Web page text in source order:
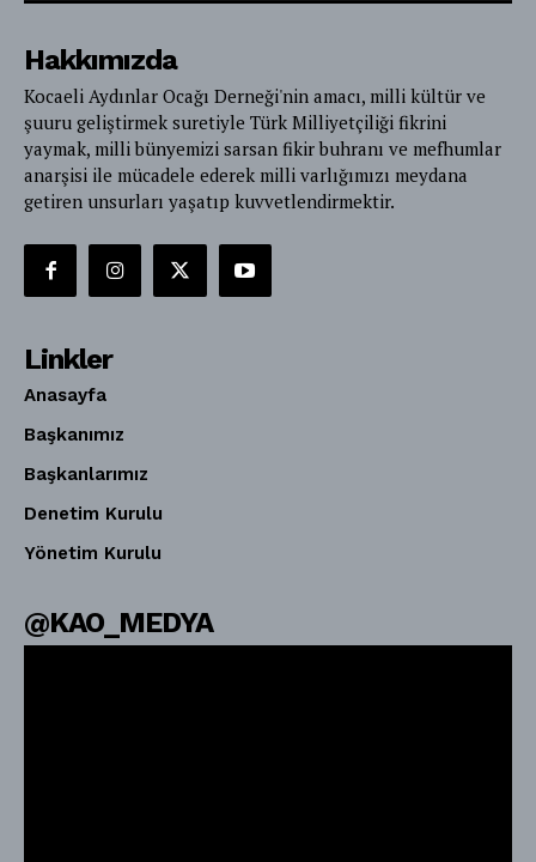
Hakkımızda
Kocaeli Aydınlar Ocağı Derneği'nin amacı, milli kültür ve
şuuru geliştirmek suretiyle Türk Milliyetçiliği fikrini
yaymak, milli bünyemizi sarsan fikir buhranı ve mefhumlar
anarşisi ile mücadele ederek milli varlığımızı meydana
getiren unsurları yaşatıp kuvvetlendirmektir.
Linkler
Anasayfa
Başkanımız
Başkanlarımız
Denetim Kurulu
Yönetim Kurulu
@KAO_MEDYA